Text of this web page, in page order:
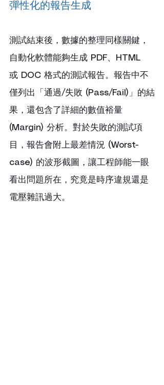
彈性化的報告生成
測試結束後，數據的整理同樣關鍵，
自動化軟體能夠生成 PDF、HTML
或 DOC 格式的測試報告。報告中不
僅列出「通過/失敗 (Pass/Fail)」的結
果，還包含了詳細的數值裕量
(Margin) 分析。對於失敗的測試項
目，報告會附上最差情況 (Worst-
case) 的波形截圖，讓工程師能一眼
看出問題所在，究竟是時序違規還是
電壓雜訊過大。